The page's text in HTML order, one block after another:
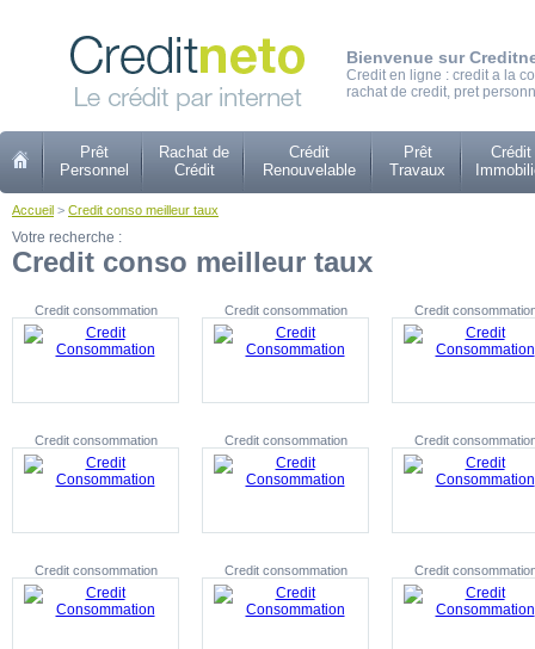
Bienvenue sur
Credit en ligne : credit a la
rachat de credit, pret
Prêt
Personnel
Rachat de
Crédit
Crédit
Renouvelable
Prêt
Travaux
Crédit
Accueil > Credit conso meilleur taux
Votre recherche :
Credit conso meilleur taux
Credit consommation Credit consommation Credit
Credit consommation Credit consommation Credit
Credit consommation Credit consommation Credit